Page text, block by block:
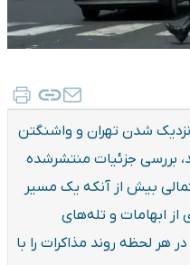
نزدیک شدن تهران و واشنگتن
بررسی جزئیات منتشرشده
بیش از آنکه یک مسیر
ابهامات و تله‌های
هر لحظه روند مذاکرات را با